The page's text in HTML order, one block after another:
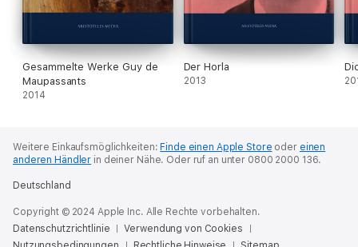
Gesammelte Werke Guy de
Maupassants
2014
Der Horla
2013
Weitere Einkaufsmöglichkeiten: Finde einen Apple Store oder einen
anderen Händler in deiner Nähe. Oder ruf an unter 0800 2000 136.
Deutschland
Copyright © 2024 Apple Inc. Alle Rechte vorbehalten.
Datenschutzrichtlinie
Verwendung von Cookies